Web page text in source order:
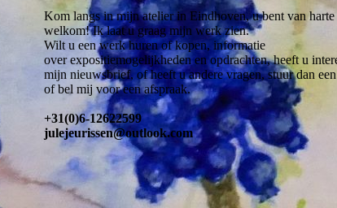
Kom langs in mijn atelier in Eindhoven, u bent van harte
welkom! Ik laat u graag mijn werk zien.
Wilt u een werk huren of kopen, informatie
over expositiemogelijkheden en opdrachten, heeft u
mijn nieuwsbrief, of heeft u andere vragen, stuur dan
of bel mij voor een afspraak.
+31(0)6-12622599
julejeurissen@outlook.com